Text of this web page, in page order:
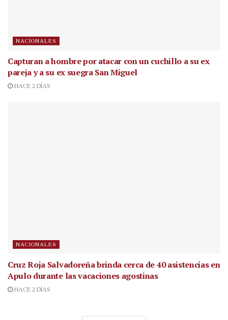
NACIONALES
Capturan a hombre por atacar con un cuchillo a su ex
pareja y a su ex suegra San Miguel
HACE 2 DÍAS
NACIONALES
Cruz Roja Salvadoreña brinda cerca de 40 asistencias en
Apulo durante las vacaciones agostinas
HACE 2 DÍAS